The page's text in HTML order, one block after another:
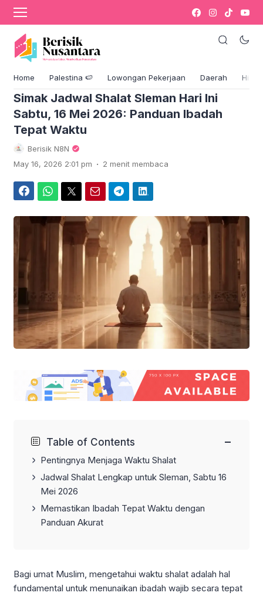
Home Palestina 🍉 Lowongan Pekerjaan Daerah
Komentar › Blog & Berita
Simak Jadwal Shalat Sleman Hari Ini
Sabtu, 16 Mei 2026: Panduan Ibadah
Tepat Waktu
Berisik N8N
May 16, 2026 2:01 pm . 2 menit membaca
Table of Contents −
Pentingnya Menjaga Waktu Shalat
Jadwal Shalat Lengkap untuk Sleman, Sabtu 16
Mei 2026
Memastikan Ibadah Tepat Waktu dengan
Panduan Akurat
Bagi umat Muslim, mengetahui waktu shalat adalah hal
fundamental untuk menunaikan ibadah wajib secara tepat